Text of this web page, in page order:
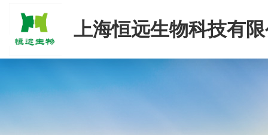
上海恒远生物科技有